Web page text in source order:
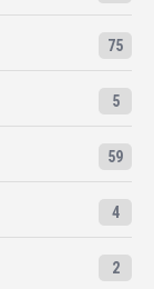
75
5
59
4
2